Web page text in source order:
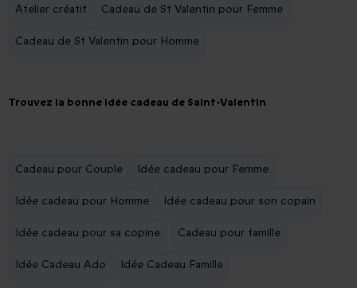
Atelier créatif Cadeau de St Valentin pour Femme
Cadeau de St Valentin pour Homme
Trouvez la bonne idée cadeau de Saint-Valentin
Cadeau pour Couple Idée cadeau pour Femme
Idée cadeau pour Homme Idée cadeau pour son copain
Idée cadeau pour sa copine Cadeau pour famille
Idée Cadeau Ado Idée Cadeau Famille